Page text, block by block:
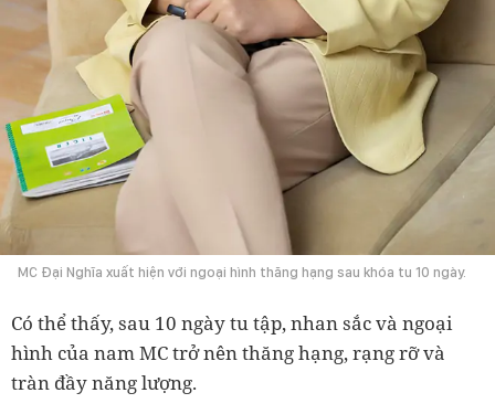
MC Đại Nghĩa xuất hiện với ngoại hình thăng hạng sau khóa tu 10 ngày.
Có thể thấy, sau 10 ngày tu tập, nhan sắc và ngoại
hình của nam MC trở nên thăng hạng, rạng rỡ và
tràn đầy năng lượng.